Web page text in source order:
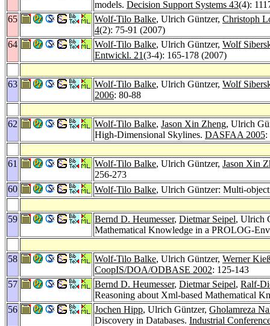
models. Decision Support Systems 43(4):
65
Wolf-Tilo Balke, Ulrich Güntzer, Christoph
4(2): 75-91 (2007)
64
Wolf-Tilo Balke, Ulrich Güntzer, Wolf
Entwickl. 21(3-4): 165-178 (2007)
63 Wolf-Tilo Balke, Ulrich Güntzer, Wolf
2006: 80-88
62 Wolf-Tilo Balke, Jason Xin Zheng, Ulrich
High-Dimensional Skylines. DASFAA 2005:
61 Wolf-Tilo Balke, Ulrich Güntzer, Jason Xin
256-273
60
Wolf-Tilo Balke, Ulrich Güntzer: Multi-
59 Bernd D. Heumesser, Dietmar Seipel, Ulrich
Mathematical Knowledge in a PROLOG-
58 Wolf-Tilo Balke, Ulrich Güntzer, Werner
CoopIS/DOA/ODBASE 2002: 125-143
57
Bernd D. Heumesser, Dietmar Seipel, Ralf-
Reasoning about Xml-based Mathematical
56
Jochen Hipp, Ulrich Güntzer, Gholamreza
Discovery in Databases. Industrial